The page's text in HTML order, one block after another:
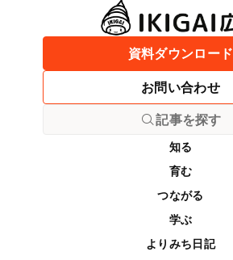
資料ダウンロード
お問い合わせ
記事を探す
知る
育む
つながる
学ぶ
よりみち日記